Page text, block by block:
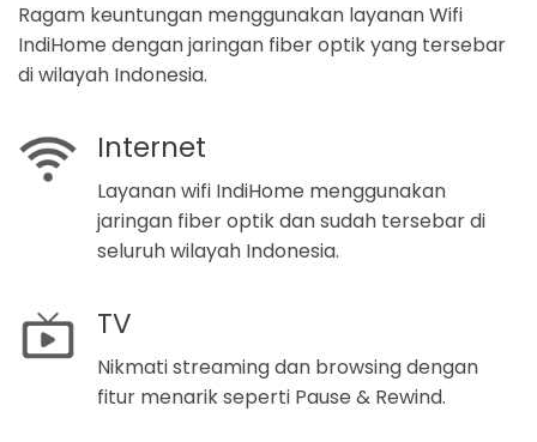
Ragam keuntungan menggunakan layanan Wifi
IndiHome dengan jaringan fiber optik yang tersebar
di wilayah Indonesia.
Internet
Layanan wifi IndiHome menggunakan
jaringan fiber optik dan sudah tersebar di
seluruh wilayah Indonesia.
TV
Nikmati streaming dan browsing dengan
fitur menarik seperti Pause & Rewind.